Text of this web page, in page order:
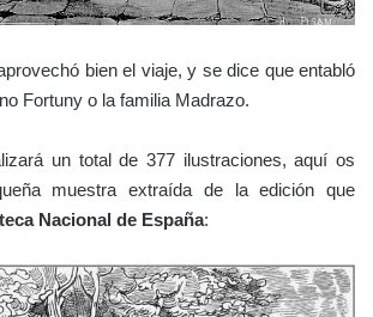
bien el viaje, y se dice que entabló
Fortuny o la familia Madrazo.
un total de 377 ilustraciones, aquí os
muestra extraída de la edición que
Nacional de España: